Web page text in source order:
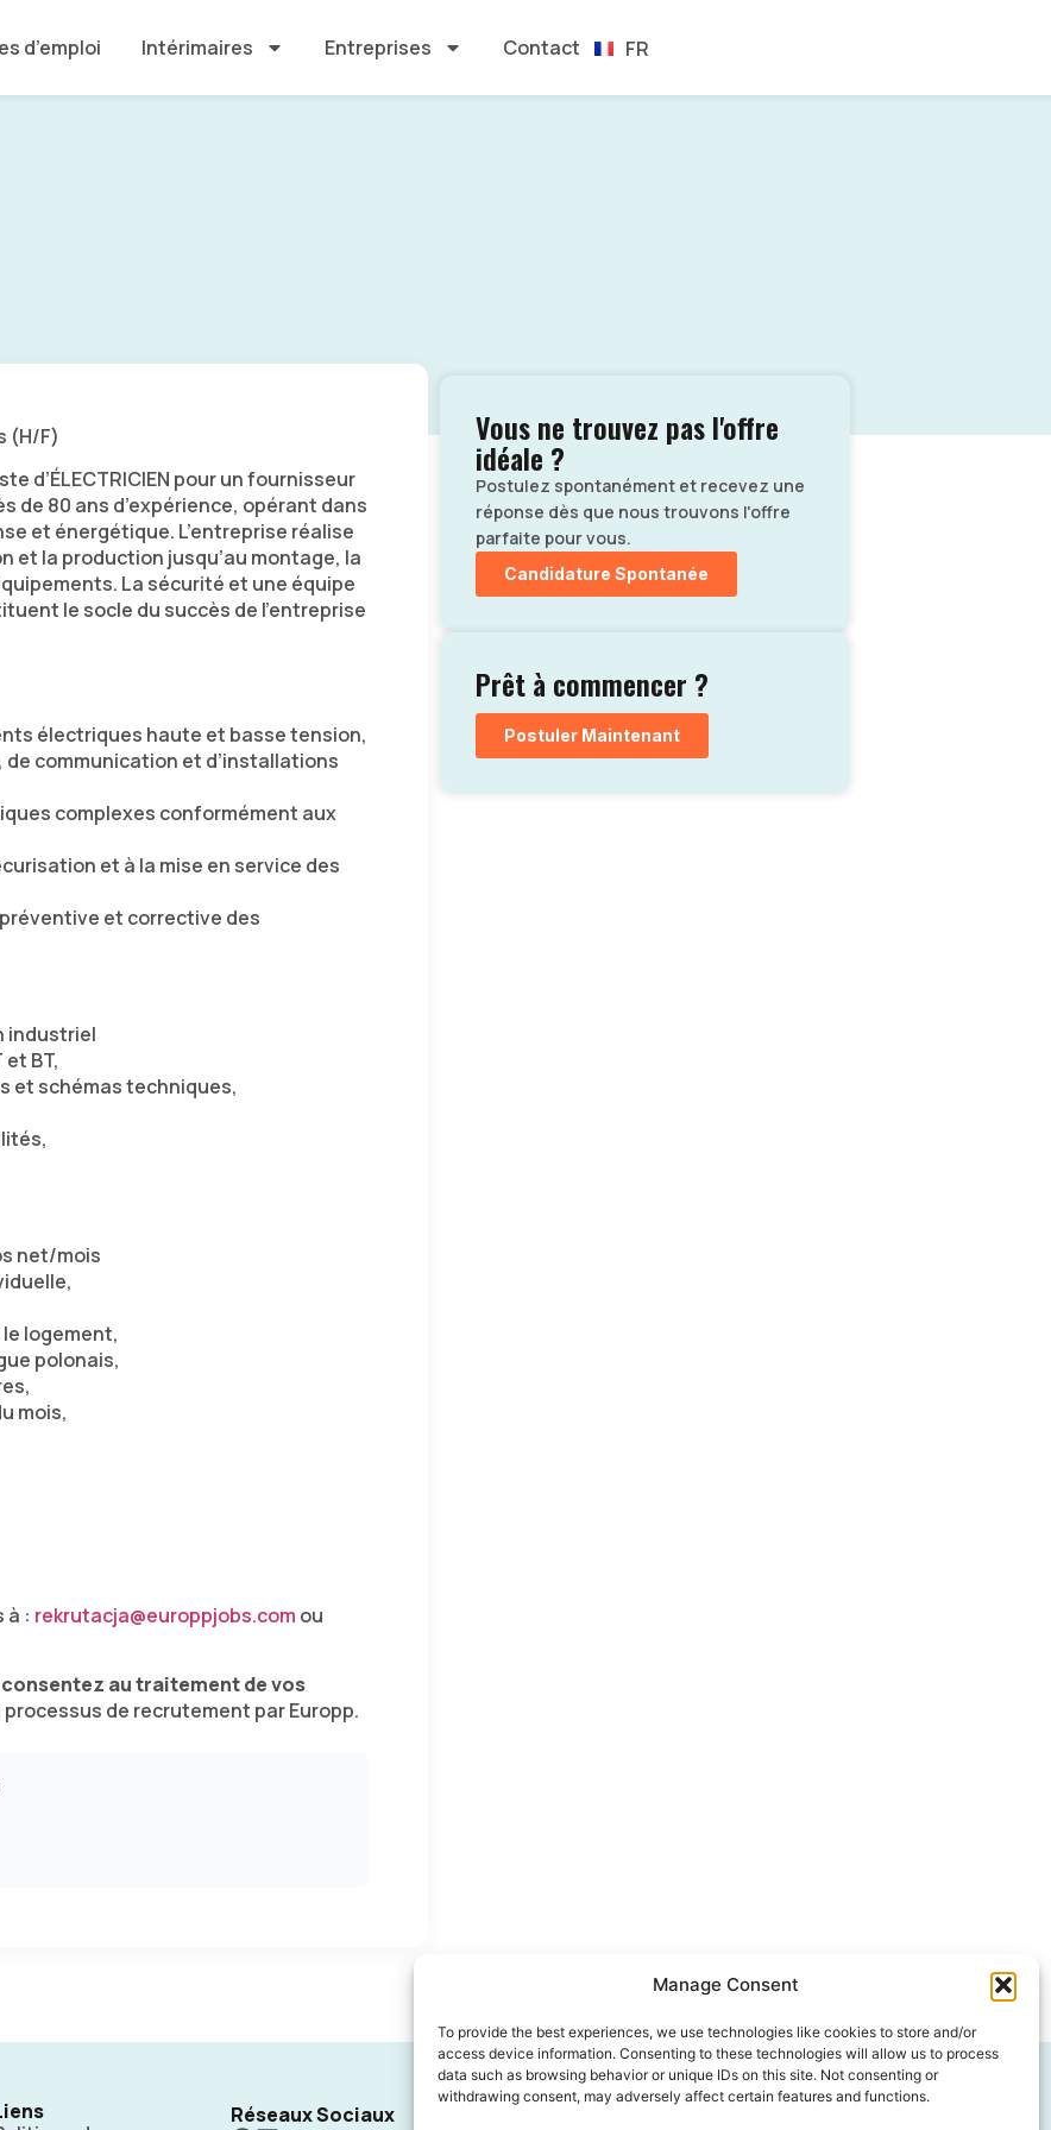
Manage Consent
To provide the best experiences, we use technologies like cookies to store and/or
access device information. Consenting to these technologies will allow us to process
data such as browsing behavior or unique IDs on this site. Not consenting or
withdrawing consent, may adversely affect certain features and functions.
d’emploi Intérimaires Entreprises Contact FR
ES
(H/F)
d’ÉLECTRICIEN pour un fournisseur
de 80 ans d’expérience, opérant dans
et énergétique. L’entreprise réalise
et la production jusqu’au montage, la
La sécurité et une équipe
le socle du succès de l’entreprise
électriques haute et basse tension,
communication et d’installations
complexes conformément aux
et à la mise en service des
et corrective des
industriel
BT,
et schémas techniques,
net/mois
logement,
polonais,
mois,
à : rekrutacja@europpjobs.com ou
au traitement de vos
processus de recrutement par Europp.
Vous ne trouvez pas l'offre
idéale ?
Postulez spontanément et recevez une
réponse dès que nous trouvons l'offre
parfaite pour vous.
Candidature Spontanée
Prêt à commencer ?
Postuler Maintenant
Réseaux Sociaux